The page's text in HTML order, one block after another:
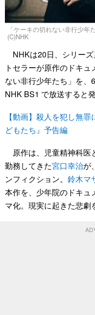
「ケーキの切れない非行少
(C)NHK
NHKは20日、シリー
トセラーが原作のドキ
ない非行少年たち」を
NHK BS1 で放送すると発
【動画】殺人を犯し無
どもたち』予告編
原作は、児童精神科医
勤務してきた宮口幸治が
ンフィクション。 鈴木マ
本作を、少年院のドキュ
マ化。現実に起きた悲劇